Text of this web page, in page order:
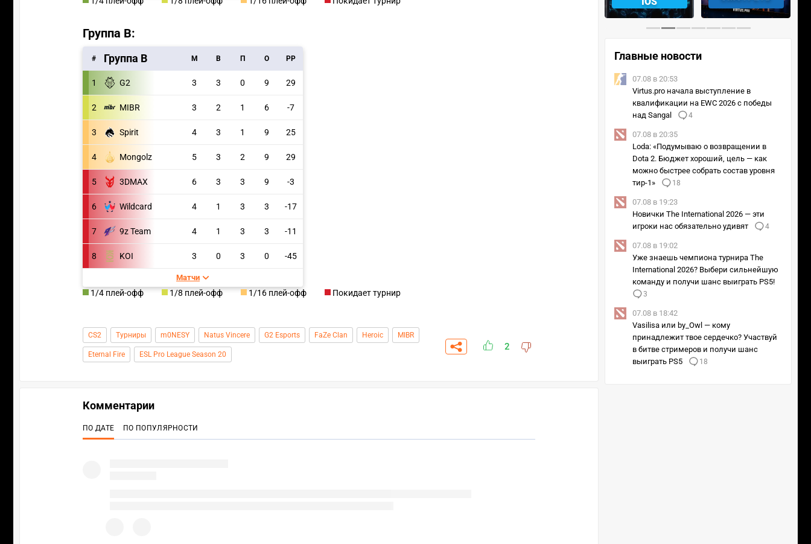
Группа В:
# Группа B M В П О РР
1 G2 3 3 0 9 29
2 MIBR 3 2 1 6 -7
3 Spirit 4 3 1 9 25
4 Mongolz 5 3 2 9 29
5 3DMAX 6 3 3 9 -3
6 Wildcard 4 1 3 3 -17
7 9z Team 4 1 3 3 -11
8 KOI 3 0 3 0 -45
Матчи
1/4 плей-офф 1/8 плей-офф 1/16 плей-офф Покидает турнир
CS2 Турниры m0NESY Natus Vincere G2 Esports FaZe Clan Heroic MIBR
Eternal Fire ESL Pro League Season 20
2
Главные новости
07.08 в 20:53
Virtus.pro начала выступление в
квалификации на EWC 2026 с победы
над Sangal
4
07.08 в 20:35
Loda: «Подумываю о возвращении в
Dota 2. Бюджет хороший, цель — как
можно быстрее собрать состав уровня
тир-1»
18
07.08 в 19:23
Новички The International 2026 — эти
игроки нас обязательно удивят
4
07.08 в 19:02
Уже знаешь чемпиона турнира The
International 2026? Выбери сильнейшую
команду и получи шанс выиграть PS5!
3
07.08 в 18:42
Vasilisa или by_Owl — кому
принадлежит твое сердечко? Участвуй
в битве стримеров и получи шанс
выиграть PS5
18
Комментарии
ПО ДАТЕ ПО ПОПУЛЯРНОСТИ